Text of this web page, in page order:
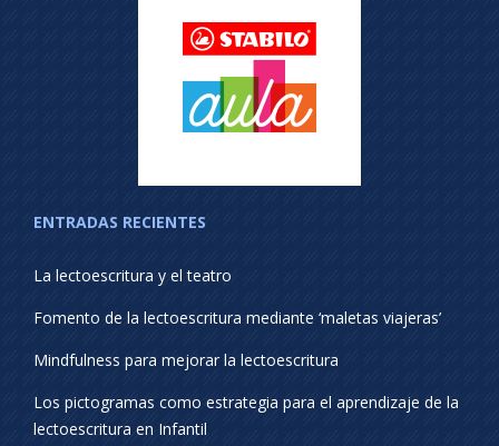
ENTRADAS RECIENTES
La lectoescritura y el teatro
Fomento de la lectoescritura mediante ‘maletas viajeras’
Mindfulness para mejorar la lectoescritura
Los pictogramas como estrategia para el aprendizaje de la
lectoescritura en Infantil